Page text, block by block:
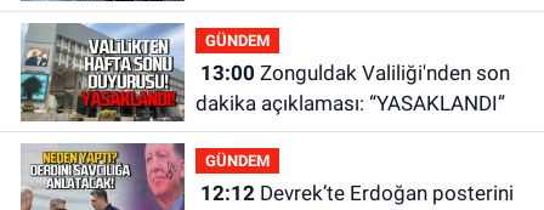
liraya kadar çıkıyor
GÜNDEM
13:00
dakika açıklaması: “YASAKLANDI”
GÜNDEM
12:12Devrek’te Erdoğan posterini